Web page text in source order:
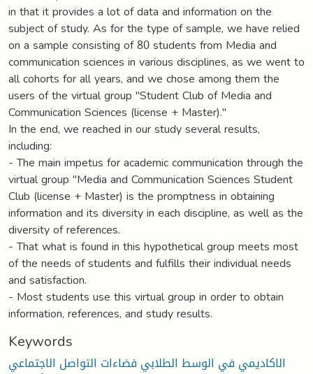
in that it provides a lot of data and information on the
subject of study. As for the type of sample, we have relied
on a sample consisting of 80 students from Media and
communication sciences in various disciplines, as we went to
all cohorts for all years, and we chose among them the
users of the virtual group "Student Club of Media and
Communication Sciences (license + Master)."
In the end, we reached in our study several results,
including:
- The main impetus for academic communication through the
virtual group "Media and Communication Sciences Student
Club (license + Master) is the promptness in obtaining
information and its diversity in each discipline, as well as the
diversity of references.
- That what is found in this hypothetical group meets most
of the needs of students and fulfills their individual needs
and satisfaction.
- Most students use this virtual group in order to obtain
information, references, and study results.
Keywords
الاكاديمي في الوسط الطلابي فضاءات التواصل الاجتماعي